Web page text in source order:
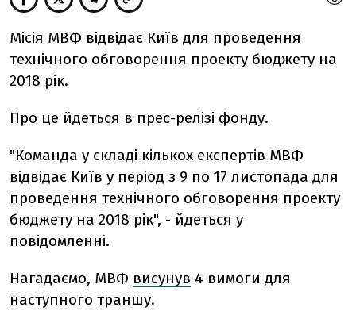
Місія МВФ відвідає Київ для проведення
технічного обговорення проекту бюджету на
2018 рік.
Про це йдеться в прес-релізі фонду.
"Команда у складі кількох експертів МВФ
відвідає Київ у період з 9 по 17 листопада для
проведення технічного обговорення проекту
бюджету на 2018 рік", - йдеться у
повідомленні.
Нагадаємо, МВФ висунув 4 вимоги для
наступного траншу.